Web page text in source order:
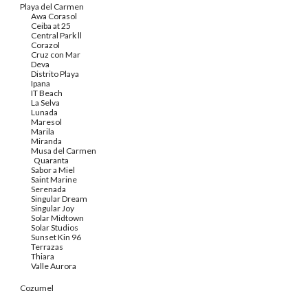
Playa del Carmen
Awa Corasol
Ceiba at 25
Central Park ll
Corazol
Cruz con Mar
Deva
Distrito Playa
Ipana
IT Beach
La Selva
Lunada
Maresol
Marila
Miranda
Musa del Carmen
Quaranta
Sabor a Miel
Saint Marine
Serenada
Singular Dream
Singular Joy
Solar Midtown
Solar Studios
Sunset Kin 96
Terrazas
Thiara
Valle Aurora
Cozumel